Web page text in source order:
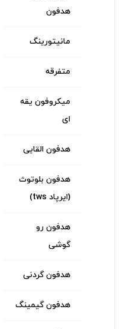
هدفون
مانیتورینگ
متفرقه
میکروفون یقه
ای
هدفون القایی
هدفون بلوتوث
(ایرپاد tws)
هدفون رو
گوشی
هدفون گردنی
هدفون گیمینگ